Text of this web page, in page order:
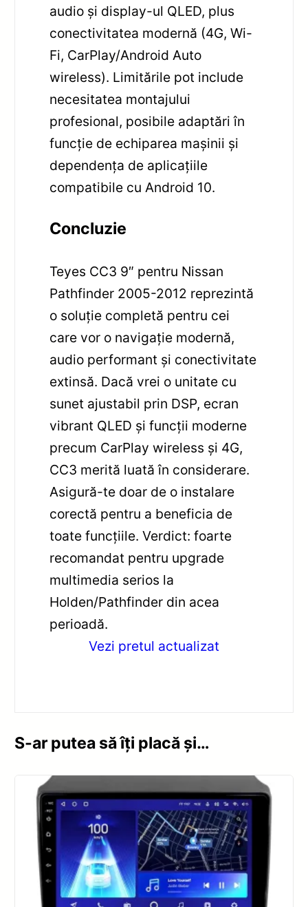
audio și display-ul QLED, plus
conectivitatea modernă (4G, Wi-
Fi, CarPlay/Android Auto
wireless). Limitările pot include
necesitatea montajului
profesional, posibile adaptări în
funcție de echiparea mașinii și
dependența de aplicațiile
compatibile cu Android 10.
Concluzie
Teyes CC3 9″ pentru Nissan
Pathfinder 2005-2012 reprezintă
o soluție completă pentru cei
care vor o navigație modernă,
audio performant și conectivitate
extinsă. Dacă vrei o unitate cu
sunet ajustabil prin DSP, ecran
vibrant QLED și funcții moderne
precum CarPlay wireless și 4G,
CC3 merită luată în considerare.
Asigură-te doar de o instalare
corectă pentru a beneficia de
toate funcțiile. Verdict: foarte
recomandat pentru upgrade
multimedia serios la
Holden/Pathfinder din acea
perioadă.
Vezi pretul actualizat
S-ar putea să îți placă și…